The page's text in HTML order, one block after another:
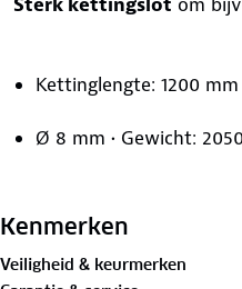
Kettinglengte: 1200 mm
Ø 8 mm • Gewicht:
Kenmerken
Veiligheid & keurmerken